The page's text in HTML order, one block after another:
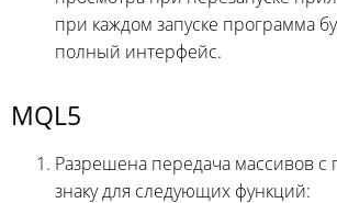
при каждом запуске программа
полный интерфейс.
MQL5
Разрешена передача массивов
знаку для следующих функций: